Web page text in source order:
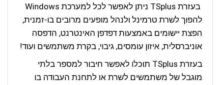
בעזרת TSplus ניתן לאפשר לכל למערכת Windows
להפוך לשרת טרמינל ולנהל מופעים מרובים בו-זמנית,
הפצת יישומים באמצעות דפדפן האינטרנט, הדפסה
אוניברסלית, איזון עומסים, גיבוי, בקרת משתמשים ועוד!
בעזרת TSplus תוכלו לאפשר חיבור למספר בלתי
מוגבל של משתמשים לשרת או לתחנת העבודה בו